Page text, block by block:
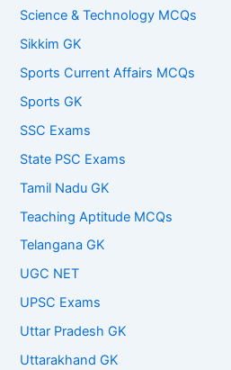
Science & Technology MCQs
Sikkim GK
Sports Current Affairs MCQs
Sports GK
SSC Exams
State PSC Exams
Tamil Nadu GK
Teaching Aptitude MCQs
Telangana GK
UGC NET
UPSC Exams
Uttar Pradesh GK
Uttarakhand GK